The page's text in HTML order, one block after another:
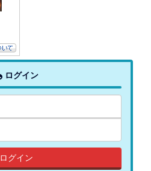
ログイン
ログイン